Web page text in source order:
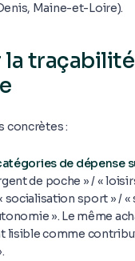
Maine-et-Loire).
traçabilité
concrètes :
de dépense
de poche » / «
socialisation sport » / «
». Le même
lisible comme